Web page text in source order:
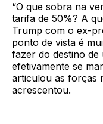
“O que sobra na
tarifa de 50%? A
Trump com o ex-
ponto de vista é
fazer do destino de
efetivamente se
articulou as forças
acrescentou.